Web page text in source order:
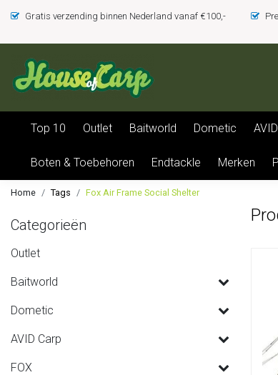
Gratis verzending binnen Nederland vanaf €100,-
Top 10 Outlet Baitworld Dometic
Boten & Toebehoren Endtackle Merken
Home Tags Fox Air Frame Social Shelter
Categorieën
Outlet
Baitworld
Dometic
AVID Carp
FOX